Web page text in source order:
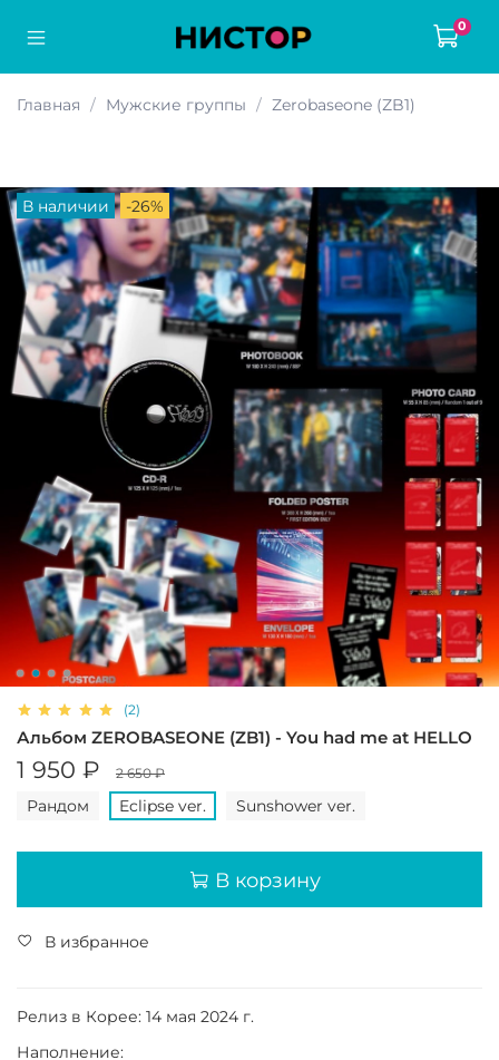
0
Главная Мужские группы Zerobaseone (ZB1)
В наличии -26%
(2)
Альбом ZEROBASEONE (ZB1) - You had me at HELLO
1 950 ₽ 2 650 ₽
Рандом Eclipse ver. Sunshower ver.
В корзину
В избранное
Релиз в Корее: 14 мая 2024 г.
Наполнение: